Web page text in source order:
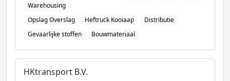
Warehousing
Opslag Overslag
Heftruck Kooiaap
Distributie
Gevaarlijke stoffen
Bouwmateriaal
HKtransport B.V.